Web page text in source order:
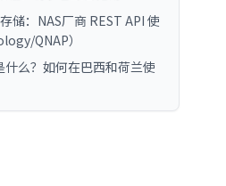
储：NAS厂商 REST API 使
QNAP）
什么？如何在巴西和荷兰使